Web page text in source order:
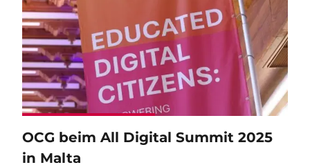
OCG beim All Digital Summit 2025
in Malta